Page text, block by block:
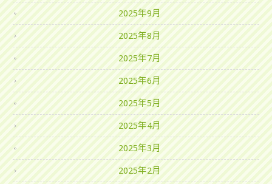
2025年9月
2025年8月
2025年7月
2025年6月
2025年5月
2025年4月
2025年3月
2025年2月